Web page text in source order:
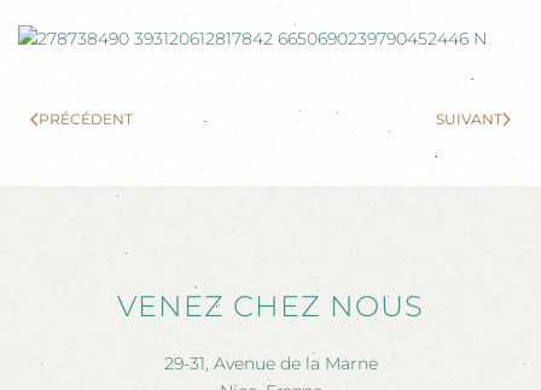
PRÉCÉDENT SUIVANT
VENEZ CHEZ NOUS
29-31, Avenue de la Marne